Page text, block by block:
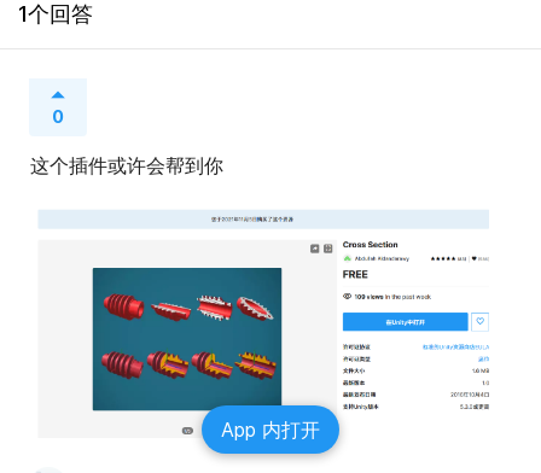
1个回答
0
这个插件或许会帮到你
App 内打开